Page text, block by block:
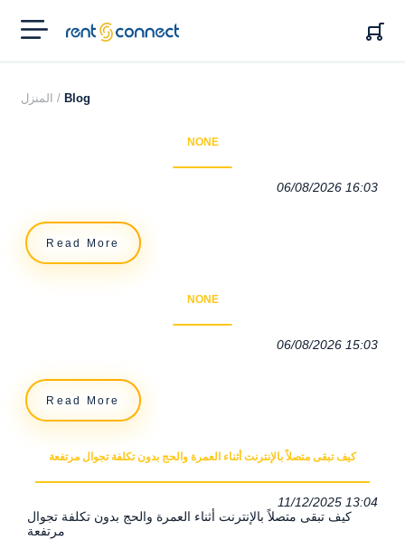
RENT'N
CONNECT
المنزل / Blog
NONE
06/08/2026 16:03
Read More
NONE
06/08/2026 15:03
Read More
كيف تبقى متصلاً بالإنترنت أثناء العمرة والحج بدون تكلفة تجوال مرتفعة
11/12/2025 13:04
كيف تبقى متصلاً بالإنترنت أثناء العمرة والحج بدون تكلفة تجوال
مرتفعة